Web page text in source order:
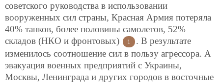
советского руководства в использовании
вооруженных сил страны, Красная Армия потеряла
40% танков, более половины самолетов, 52%
складов (НКО и фронтовых)
1
. В результате
изменилось соотношение сил в пользу агрессора. А
эвакуация военных предприятий с Украины,
Москвы, Ленинграда и других городов в восточные